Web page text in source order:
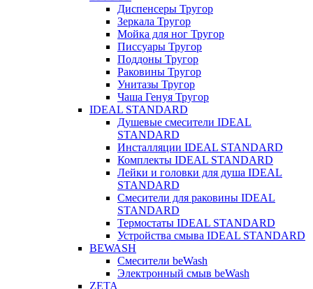
Диспенсеры Тругор
Зеркала Тругор
Мойка для ног Тругор
Писсуары Тругор
Поддоны Тругор
Раковины Тругор
Унитазы Тругор
Чаша Генуя Тругор
IDEAL STANDARD
Душевые смесители IDEAL
STANDARD
Инсталляции IDEAL STANDARD
Комплекты IDEAL STANDARD
Лейки и головки для душа IDEAL
STANDARD
Смесители для раковины IDEAL
STANDARD
Термостаты IDEAL STANDARD
Устройства смыва IDEAL STANDARD
BEWASH
Смесители beWash
Электронный смыв beWash
ZETA